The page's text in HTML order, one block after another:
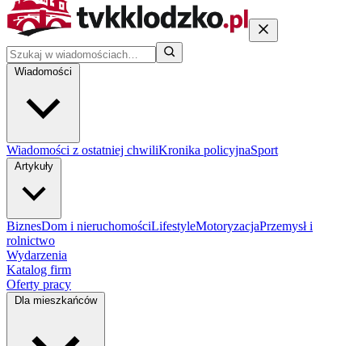
Wiadomości
Wiadomości z ostatniej chwiliKronika policyjnaSport
Artykuły
BiznesDom i nieruchomościLifestyleMotoryzacjaPrzemysł i
rolnictwo
Wydarzenia
Katalog firm
Oferty pracy
Dla mieszkańców